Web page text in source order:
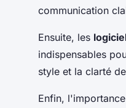
communication
Ensuite, les
indispensables
style et la clarté
Enfin,